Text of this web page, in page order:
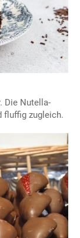
Die Nutella-
fluffig zugleich.